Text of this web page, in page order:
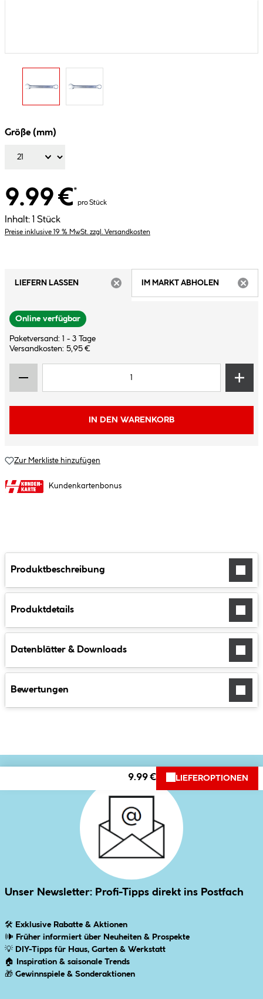
Größe (mm)
9.99 €*
pro Stück
Inhalt: 1 Stück
Preise inklusive 19 % MwSt. zzgl. Versandkosten
LIEFERN LASSEN
IM MARKT ABHOLEN
Online verfügbar
Paketversand: 1 - 3 Tage
Versandkosten: 5,95 €
IN DEN WARENKORB
Zur Merkliste hinzufügen
Kundenkartenbonus
Produktbeschreibung
Produktdetails
Datenblätter & Downloads
Bewertungen
9.99 € LIEFEROPTIONEN
Unser Newsletter: Profi-Tipps direkt ins Postfach
🛠 Exklusive Rabatte & Aktionen
🕪 Früher informiert über Neuheiten & Prospekte
💡 DIY-Tipps für Haus, Garten & Werkstatt
🏠
Inspiration & saisonale Trends
🎁 Gewinnspiele & Sonderaktionen